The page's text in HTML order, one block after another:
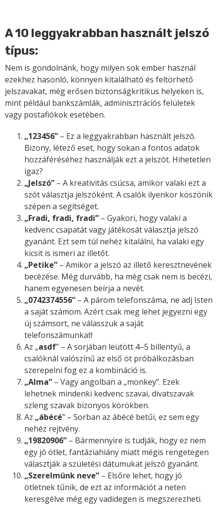
A 10 leggyakrabban használt jelszó
típus:
Nem is gondolnánk, hogy milyen sok ember használ
ezekhez hasonló, könnyen kitalálható és feltörhető
jelszavakat, még erősen biztonságkritikus helyeken is,
mint például bankszámlák, adminisztrációs felületek
vagy postafiókok esetében.
„123456” – Ez a leggyakrabban használt jelszó.
Bizony, létező eset, hogy sokan a fontos adatok
hozzáféréséhez használják ezt a jelszót. Hihetetlen
igaz?
„Jelszó” – A kreativitás csúcsa, amikor valaki ezt a
szót választja jelszóként. A csalók ilyenkor köszönik
szépen a segítséget.
„Fradi, fradi, fradi” – Gyakori, hogy valaki a
kedvenc csapatát vagy játékosát választja jelszó
gyanánt. Ezt sem túl nehéz kitalálni, ha valaki egy
kicsit is ismeri az illetőt.
„Petike” – Amikor a jelszó az illető keresztnevének
becézése. Még durvább, ha még csak nem is becézi,
hanem egyenesen beírja a nevét.
„0742374556” – A párom telefonszáma, ne adj Isten
a saját számom. Azért csak meg lehet jegyezni egy
új számsort, ne válasszuk a saját
telefonszámunkat!
Az „asdf” – A sorjában leütött 4–5 billentyű, a
csalóknál valószínű az első öt próbálkozásban
szerepelni fog ez a kombináció is.
„Alma” – Vagy angolban a „monkey”. Ezek
lehetnek mindenki kedvenc szavai, divatszavak
szleng szavak bizonyos körökben.
Az „ábécé” – Sorban az ábécé betűi, ez sem egy
nehéz rejtvény.
„19820906” – Bármennyire is tudják, hogy ez nem
egy jó ötlet, fantáziahiány miatt mégis rengetegen
választják a születési dátumukat jelszó gyanánt.
„Szerelmünk neve” – Elsőre lehet, hogy jó
ötletnek tűnik, de ezt az információt a neten
keresgélve még egy vadidegen is megszerezheti.